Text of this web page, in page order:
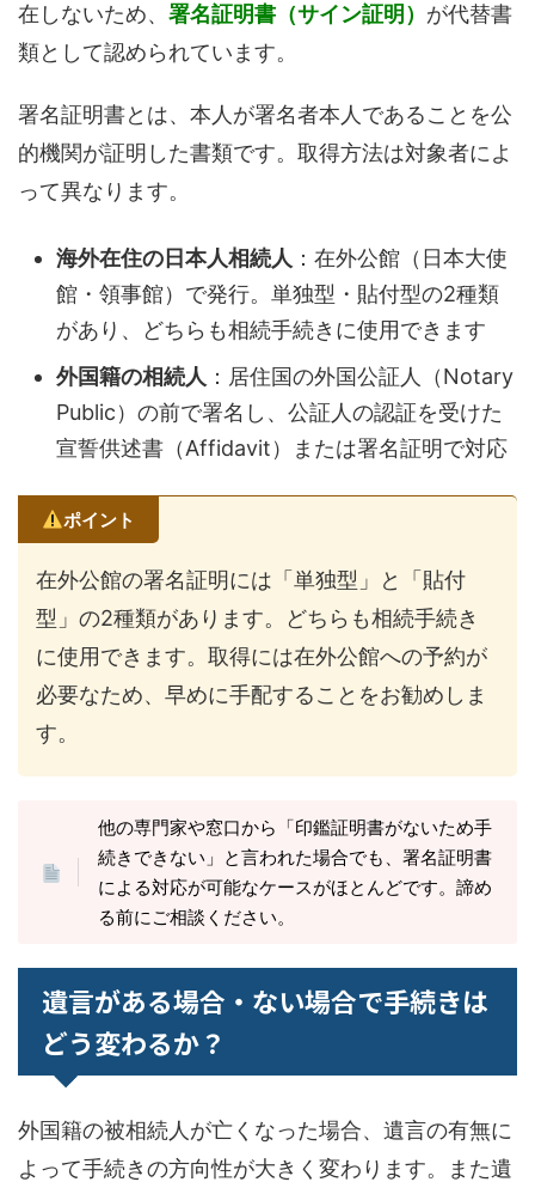
在しないため、 署名証明書（サイン証明） が代替書
類として認められています。
署名証明書とは、本人が署名者本人であることを公
的機関が証明した書類です。取得方法は対象者によ
って異なります。
海外在住の日本人相続人 ：在外公館（日本大使
館・領事館）で発行。単独型・貼付型の2種類
があり、どちらも相続手続きに使用できます
外国籍の相続人 ：居住国の外国公証人（Notary
Public）の前で署名し、公証人の認証を受けた
宣誓供述書（Affidavit）または署名証明で対応
ポイント
在外公館の署名証明には「単独型」と「貼付
型」の2種類があります。どちらも相続手続き
に使用できます。取得には在外公館への予約が
必要なため、早めに手配することをお勧めしま
す。
他の専門家や窓口から「印鑑証明書がないため手
続きできない」と言われた場合でも、署名証明書
による対応が可能なケースがほとんどです。諦め
る前にご相談ください。
遺言がある場合・ない場合で手続きは
どう変わるか？
外国籍の被相続人が亡くなった場合、遺言の有無に
よって手続きの方向性が大きく変わります。また遺